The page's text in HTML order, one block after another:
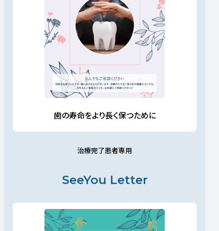
歯の寿命をより長く保つために
治療完了患者専用
SeeYou Letter